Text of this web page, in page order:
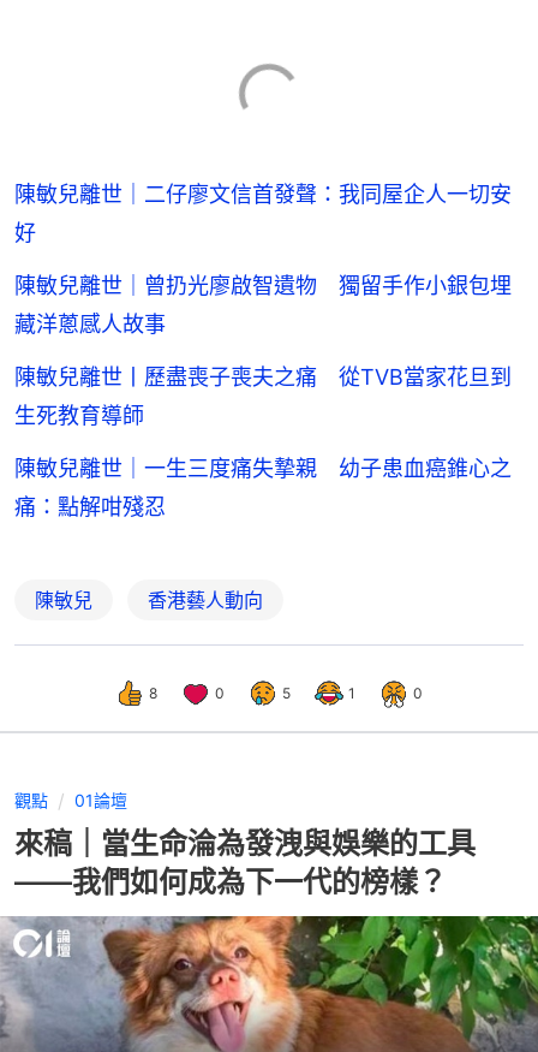
陳敏兒離世｜二仔廖文信首發聲：我同屋企人一切安
好
陳敏兒離世｜曾扔光廖啟智遺物 獨留手作小銀包埋
藏洋蔥感人故事
陳敏兒離世丨歷盡喪子喪夫之痛 從TVB當家花旦到
生死教育導師
陳敏兒離世｜一生三度痛失摯親 幼子患血癌錐心之
痛：點解咁殘忍
陳敏兒 香港藝人動向
8 0 5 1 0
觀點 01論壇
來稿｜當生命淪為發洩與娛樂的工具
——我們如何成為下一代的榜樣？